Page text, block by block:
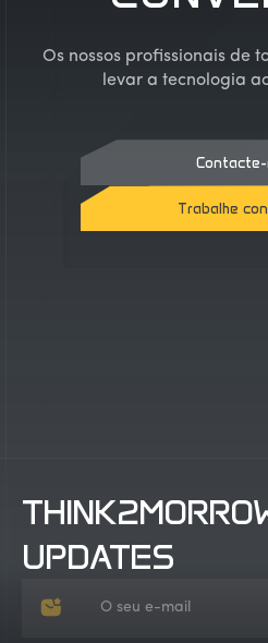
Os nossos profissionais de
levar a tecnologia
Trabalhe
UPDATES